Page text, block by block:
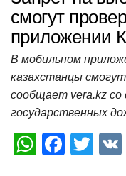
смогут
приложении
В мобильном
казахстанцы
сообщает vera.kz
государственных
W
F
T